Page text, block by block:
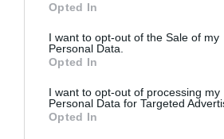
use your data for below specified
consent section.
Opted In
I want to opt-out of the Sale of my
Personal Data.
Opted In
I want to opt-out of processing my
Personal Data for Targeted
Opted In